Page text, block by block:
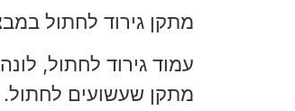
מתקן גירוד לחתול
עמוד גירוד לחתול,
מתקן שעשועים לחתול.